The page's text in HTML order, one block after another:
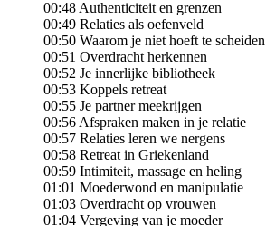
00:48 Authenticiteit en grenzen
00:49 Relaties als oefenveld
00:50 Waarom je niet hoeft te scheiden
00:51 Overdracht herkennen
00:52 Je innerlijke bibliotheek
00:53 Koppels retreat
00:55 Je partner meekrijgen
00:56 Afspraken maken in je relatie
00:57 Relaties leren we nergens
00:58 Retreat in Griekenland
00:59 Intimiteit, massage en heling
01:01 Moederwond en manipulatie
01:03 Overdracht op vrouwen
01:04 Vergeving van je moeder